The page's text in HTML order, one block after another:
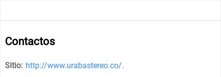
Contactos
Sitio: http://www.urabastereo.co/.